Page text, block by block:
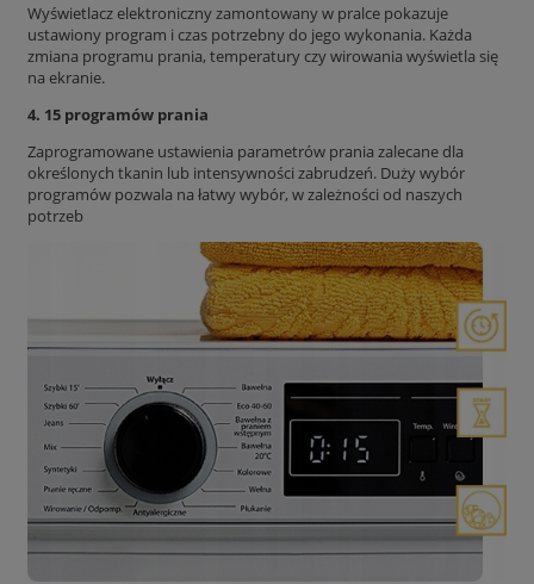
Wyświetlacz elektroniczny zamontowany w pralce pokazuje
ustawiony program i czas potrzebny do jego wykonania. Każda
zmiana programu prania, temperatury czy wirowania wyświetla się
na ekranie.
4. 15 programów prania
Zaprogramowane ustawienia parametrów prania zalecane dla
określonych tkanin lub intensywności zabrudzeń. Duży wybór
programów pozwala na łatwy wybór, w zależności od naszych
potrzeb